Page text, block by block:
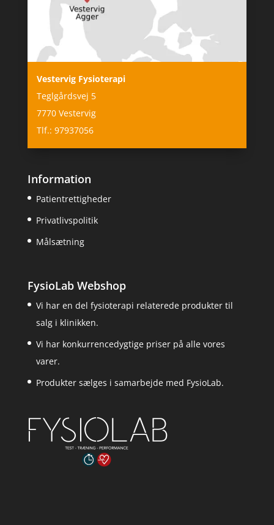
Vestervig Fysioterapi
Teglgårdsvej 5
7770 Vestervig
Tlf.: 97937056
Information
Patientrettigheder
Privatlivspolitik
Målsætning
FysioLab Webshop
Vi har en del fysioterapi relaterede produkter til
salg i klinikken.
Vi har konkurrencedygtige priser på alle vores
varer.
Produkter sælges i samarbejde med FysioLab.